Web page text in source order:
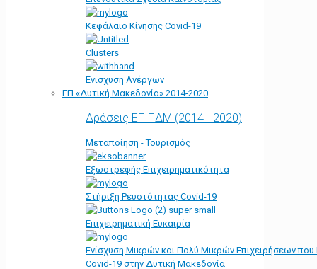
Κεφάλαιο Κίνησης Covid-19
Clusters
Ενίσχυση Ανέργων
ΕΠ «Δυτική Μακεδονία» 2014-2020
Δράσεις ΕΠ ΠΔΜ (2014 - 2020)
Μεταποίηση - Τουρισμός
Εξωστρεφής Επιχειρηματικότητα
Στήριξη Ρευστότητας Covid-19
Επιχειρηματική Ευκαιρία
Ενίσχυση Μικρών και Πολύ Μικρών Επιχειρήσεων
Covid-19 στην Δυτική Μακεδονία